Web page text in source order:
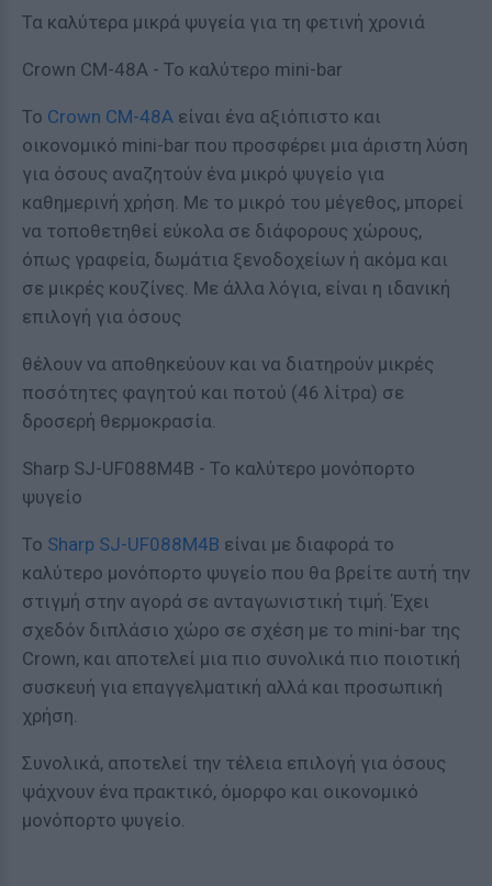
Τα καλύτερα μικρά ψυγεία για τη φετινή χρονιά
Crown CM-48A - Το καλύτερο mini-bar
Το Crown CM-48A είναι ένα αξιόπιστο και
οικονομικό mini-bar που προσφέρει μια άριστη λύση
για όσους αναζητούν ένα μικρό ψυγείο για
καθημερινή χρήση. Με το μικρό του μέγεθος, μπορεί
να τοποθετηθεί εύκολα σε διάφορους χώρους,
όπως γραφεία, δωμάτια ξενοδοχείων ή ακόμα και
σε μικρές κουζίνες. Με άλλα λόγια, είναι η ιδανική
επιλογή για όσους
θέλουν να αποθηκεύουν και να διατηρούν μικρές
ποσότητες φαγητού και ποτού (46 λίτρα) σε
δροσερή θερμοκρασία.
Sharp SJ-UF088M4B - Το καλύτερο μονόπορτο
ψυγείο
Το Sharp SJ-UF088M4B είναι με διαφορά το
καλύτερο μονόπορτο ψυγείο που θα βρείτε αυτή την
στιγμή στην αγορά σε ανταγωνιστική τιμή. Έχει
σχεδόν διπλάσιο χώρο σε σχέση με το mini-bar της
Crown, και αποτελεί μια πιο συνολικά πιο ποιοτική
συσκευή για επαγγελματική αλλά και προσωπική
χρήση.
Συνολικά, αποτελεί την τέλεια επιλογή για όσους
ψάχνουν ένα πρακτικό, όμορφο και οικονομικό
μονόπορτο ψυγείο.